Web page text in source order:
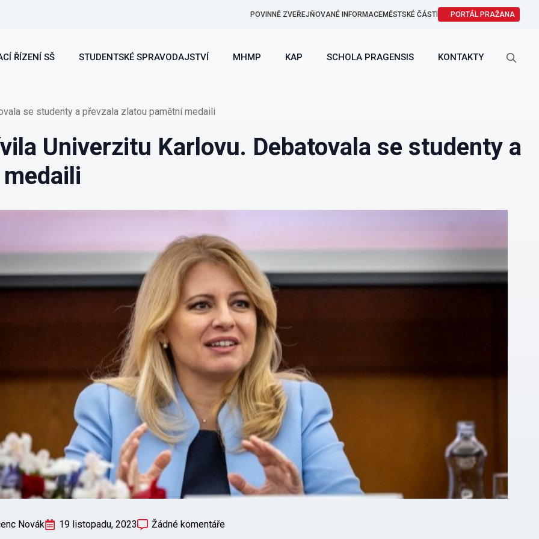
POVINNĚ ZVEŘEJŇOVANÉ INFORMACEMĚSTSKÉ ČÁSTI PORTÁL PRAŽANA
ŘÍZENÍ SŠ STUDENTSKÉ SPRAVODAJSTVÍ MHMP KAP SCHOLA PRAGENSIS KONTAKTY
se studenty a převzala zlatou pamětní medaili
Univerzitu Karlovu. Debatovala se studenty a
Novák 19 listopadu, 2023 Žádné komentáře